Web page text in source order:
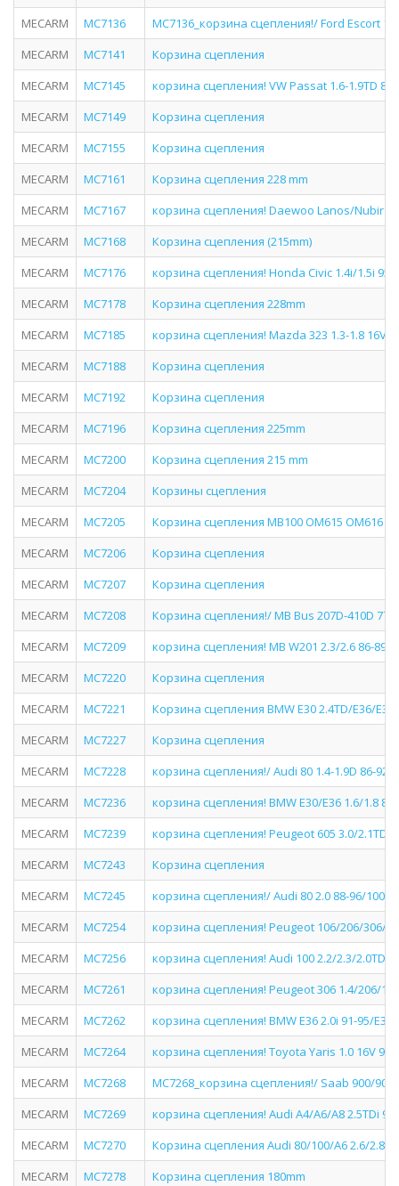
MECARM
MC7136
MC7136_корзина сцепления!/ Ford Escort
MECARM
MC7141
Корзина сцепления
MECARM
MC7145
корзина сцепления! VW Passat 1.6-1.9TD
MECARM
MC7149
Корзина сцепления
MECARM
MC7155
Корзина сцепления
MECARM
MC7161
Корзина сцепления 228 mm
MECARM
MC7167
корзина сцепления! Daewoo Lanos/Nubira
MECARM
MC7168
Корзина сцепления (215mm)
MECARM
MC7176
корзина сцепления! Honda Civic 1.4i/1.5i 95-
MECARM
MC7178
Корзина сцепления 228mm
MECARM
MC7185
корзина сцепления! Mazda 323 1.3-1.8 16V
MECARM
MC7188
Корзина сцепления
MECARM
MC7192
Корзина сцепления
MECARM
MC7196
Корзина сцепления 225mm
MECARM
MC7200
Корзина сцепления 215 mm
MECARM
MC7204
Корзины сцепления
MECARM
MC7205
Корзина сцепления MB100 OM615 OM616
MECARM
MC7206
Корзина сцепления
MECARM
MC7207
Корзина сцепления
MECARM
MC7208
Корзина сцепления!/ MB Bus 207D-410D 77>
MECARM
MC7209
корзина сцепления! MB W201 2.3/2.6 86-89/
MECARM
MC7220
Корзина сцепления
MECARM
MC7221
Корзина сцепления BMW E30 2.4TD/E36/E34
MECARM
MC7227
Корзина сцепления
MECARM
MC7228
корзина сцепления!/ Audi 80 1.4-1.9D 86-92/
MECARM
MC7236
корзина сцепления! BMW E30/E36 1.6/1.8
MECARM
MC7239
корзина сцепления! Peugeot 605 3.0/2.1TD
MECARM
MC7243
Корзина сцепления
MECARM
MC7245
корзина сцепления!/ Audi 80 2.0 88-96/100
MECARM
MC7254
корзина сцепления! Peugeot 106/206/306/
MECARM
MC7256
корзина сцепления! Audi 100 2.2/2.3/2.0TD
MECARM
MC7261
корзина сцепления! Peugeot 306 1.4/206/
MECARM
MC7262
корзина сцепления! BMW E36 2.0i 91-95/E34
MECARM
MC7264
корзина сцепления! Toyota Yaris 1.0 16V 99>
MECARM
MC7268
MC7268_корзина сцепления!/ Saab 900/
MECARM
MC7269
корзина сцепления! Audi A4/A6/A8 2.5TDi
MECARM
MC7270
Корзина сцепления Audi 80/100/A6 2.6/2.8
MECARM
MC7278
Корзина сцепления 180mm